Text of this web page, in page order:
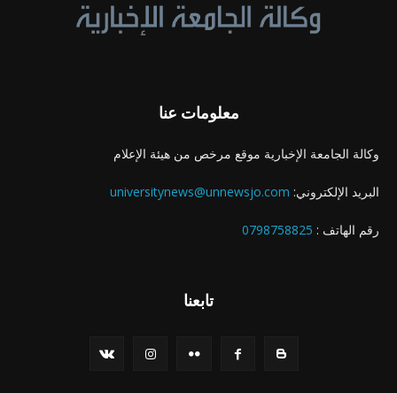
معلومات عنا
وكالة الجامعة الإخبارية موقع مرخص من هيئة الإعلام
البريد الإلكتروني: universitynews@unnewsjo.com
رقم الهاتف : 0798758825
تابعنا